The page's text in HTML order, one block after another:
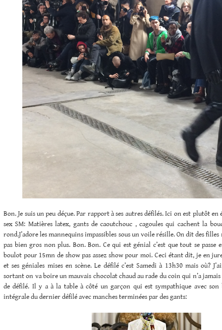
Bon. Je suis un peu déçue. Par rapport à ses autres défilés. Ici on est plutôt
sex SM: Matières latex, gants de caoutchouc , cagoules qui cachent la
rond.J’adore les mannequins impassibles sous un voile résille. On dit des filles
pas bien gros non plus. Bon. Bon. Ce qui est génial c’est que tout se
boulot pour 15mn de show pas assez show pour moi. Ceci étant dit, je en
et ses géniales mises en scène. Le défilé c’est Samedi à 13h30 mais où?
sortant on va boire un mauvais chocolat chaud au rade du coin qui n’a
de défilé. Il y a à la table à côté un garçon qui est sympathique avec
intégrale du dernier défilé avec manches terminées par des gants: